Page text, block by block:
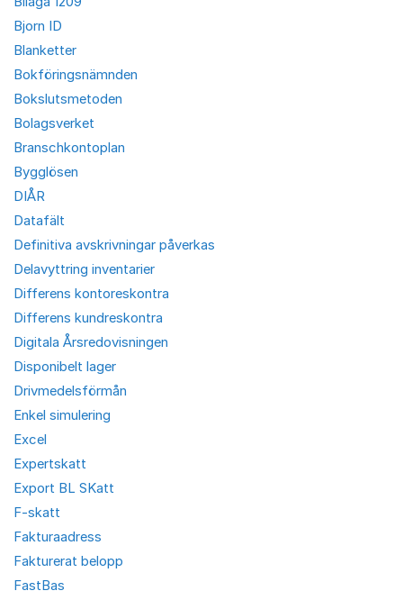
Bjorn ID
Blanketter
Bokföringsnämnden
Bokslutsmetoden
Bolagsverket
Branschkontoplan
Bygglösen
DIÅR
Datafält
Definitiva avskrivningar påverkas
Delavyttring inventarier
Differens kontoreskontra
Differens kundreskontra
Digitala Årsredovisningen
Disponibelt lager
Drivmedelsförmån
Enkel simulering
Excel
Expertskatt
Export BL SKatt
F-skatt
Fakturaadress
Fakturerat belopp
FastBas